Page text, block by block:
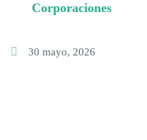
Corporaciones
30 mayo, 2026